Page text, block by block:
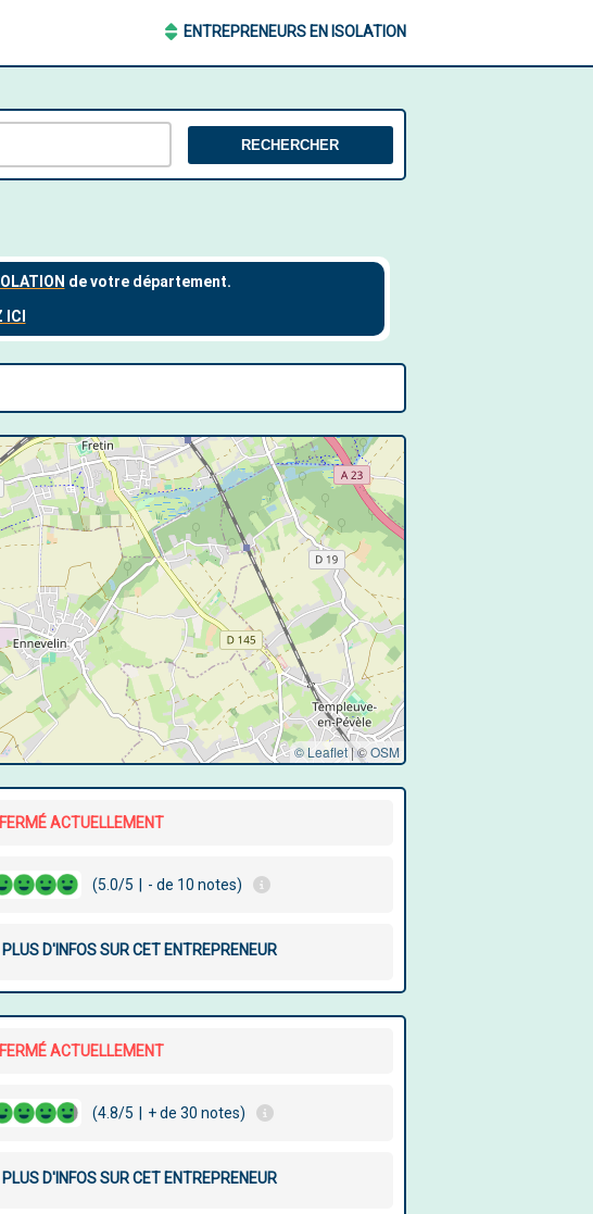
ENTREPRENEURS EN ISOLATION
RECHERCHER
© Leaflet|©OSM
FERMÉ ACTUELLEMENT
(5.0/5 - de 10 notes)
PLUS D'INFOS SUR CET ENTREPRENEUR
FERMÉ ACTUELLEMENT
(4.8/5 + de 30 notes)
PLUS D'INFOS SUR CET ENTREPRENEUR